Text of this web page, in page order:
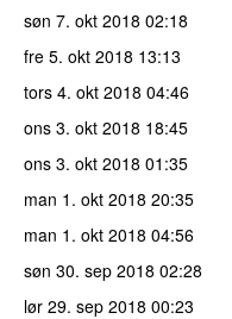
søn 7. okt 2018 02:18
fre 5. okt 2018 13:13
tors 4. okt 2018 04:46
ons 3. okt 2018 18:45
ons 3. okt 2018 01:35
man 1. okt 2018 20:35
man 1. okt 2018 04:56
søn 30. sep 2018 02:28
lør 29. sep 2018 00:23